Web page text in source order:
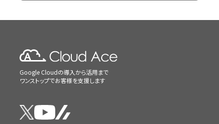
Google Cloudの導入から活用まで
ワンストップでお客様を支援します